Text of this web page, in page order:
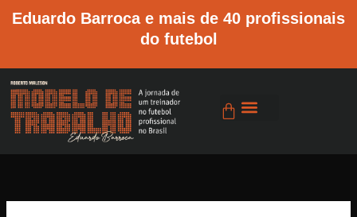
para
conteúdo
Eduardo Barroca e mais de 40 profissionais
do futebol
Cart